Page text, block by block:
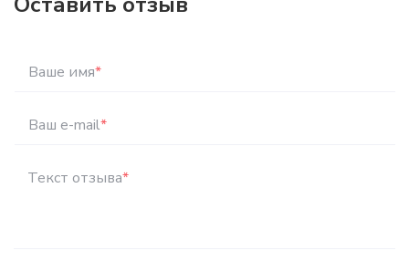
Ваше имя*
Ваш e-mail*
Текст отзыва*